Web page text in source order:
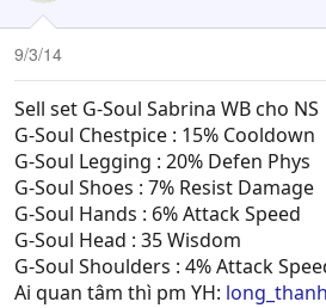
9/3/14
Sell set G-Soul Sabrina WB cho NS
G-Soul Chestpice : 15% Cooldown
G-Soul Legging : 20% Defen Phys
G-Soul Shoes : 7% Resist Damage
G-Soul Hands : 6% Attack Speed
G-Soul Head : 35 Wisdom
G-Soul Shoulders : 4% Attack
Ai quan tâm thì pm YH: